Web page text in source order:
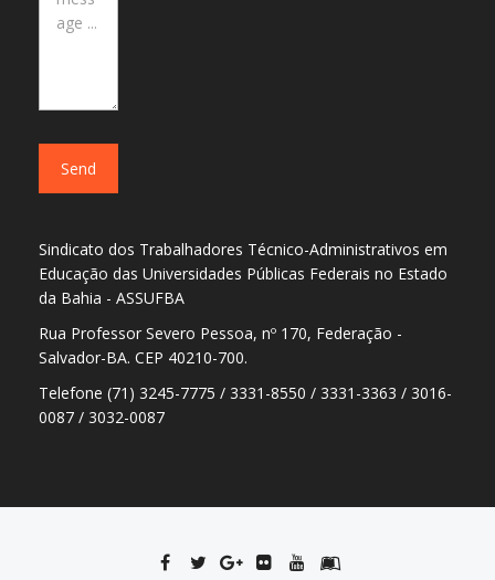
Sindicato dos Trabalhadores Técnico-Administrativos em
Educação das Universidades Públicas Federais no Estado
da Bahia - ASSUFBA
Rua Professor Severo Pessoa, nº 170, Federação -
Salvador-BA. CEP 40210-700.
Telefone (71) 3245-7775 / 3331-8550 / 3331-3363 / 3016-
0087 / 3032-0087